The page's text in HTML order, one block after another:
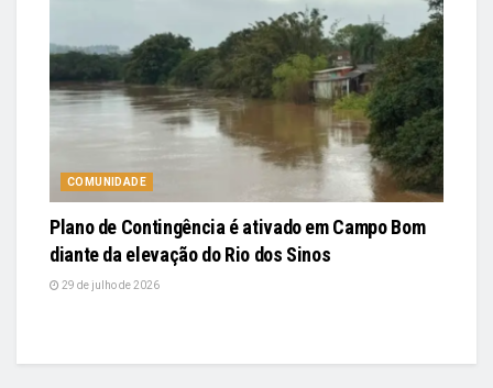
COMUNIDADE
Plano de Contingência é ativado em Campo Bom
diante da elevação do Rio dos Sinos
29 de julho de 2026